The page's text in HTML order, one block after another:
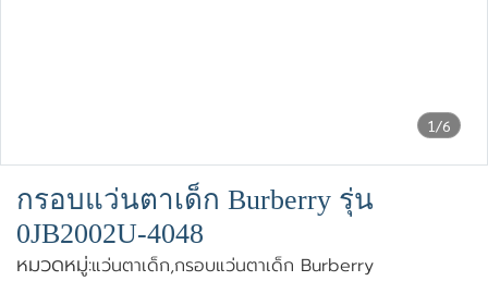
1/6
กรอบแว่นตาเด็ก Burberry รุ่น
0JB2002U-4048
หมวดหมู่:แว่นตาเด็ก,กรอบแว่นตาเด็ก Burberry